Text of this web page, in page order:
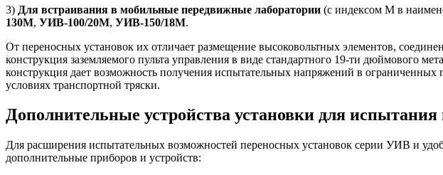
3) Для встраивания в мобильные передвижные лаборатории (с индексом М в
130М, УИВ-100/20М, УИВ-150/18М.
От переносных установок их отличает размещение высоковольтных элементов,
конструкция заземляемого пульта управления в виде стандартного 19-ти дюймового
конструкция дает возможность получения испытательных напряжений в
условиях транспортной тряски.
Дополнительные устройства установки для
Для расширения испытательных возможностей переносных установок серии УИВ и
дополнительные приборов и устройств: